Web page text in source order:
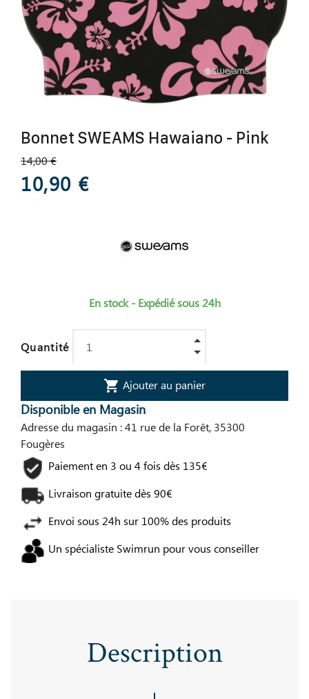
Bonnet SWEAMS Hawaiano - Pink
14,00 €
10,90 €
En stock - Expédié sous 24h
Quantité
shopping_cart Ajouter au panier
Disponible en Magasin
Adresse du magasin : 41 rue de la Forêt, 35300
Fougères
Paiement en 3 ou 4 fois dès 135€
Livraison gratuite dès 90€
Envoi sous 24h sur 100% des produits
Un spécialiste Swimrun pour vous conseiller
Description